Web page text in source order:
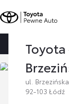
Strona główna
ul.
92-103 Łódź